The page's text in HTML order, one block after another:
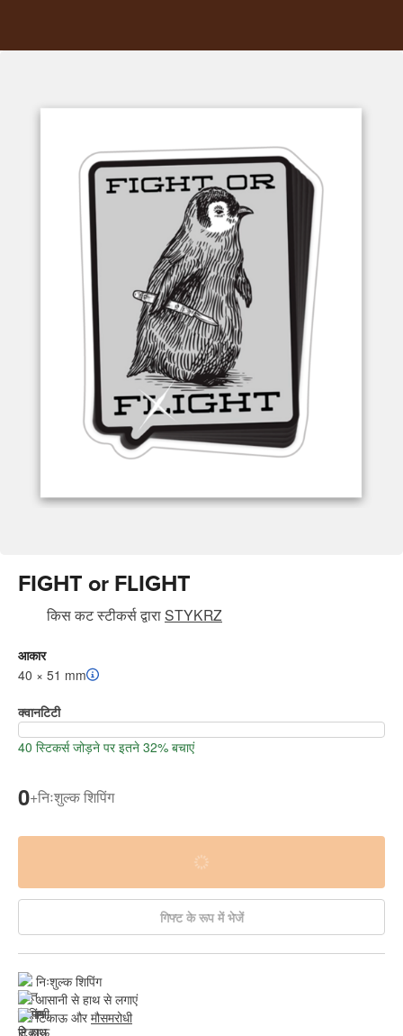
FIGHT or FLIGHT
किस कट स्टीकर्सद्वाराSTYKRZ
आकार
40 × 51 mm
क्वानटिटी
40 स्टिकर्स जोड़ने पर इतने 32% बचाएं
0+निःशुल्क शिपिंग
गिफ्ट के रूप में भेजें
निःशुल्क शिपिंग
आसानी से हाथ से लगाएं
टिकाऊ और मौसमरोधी